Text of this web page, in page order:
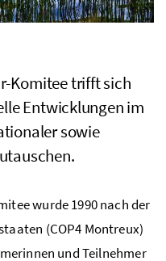
Komitee trifft sich
Entwicklungen im
sowie
wurde 1990 nach der
(COP4 Montreux)
und Teilnehmer